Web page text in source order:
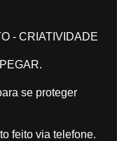
- CRIATIVIDADE
se proteger
feito via telefone.